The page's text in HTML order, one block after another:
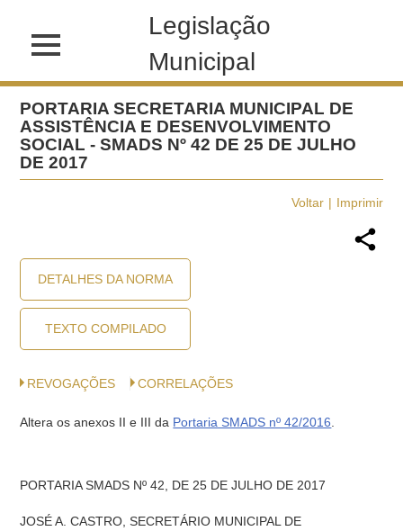
Legislação
Municipal
PORTARIA SECRETARIA MUNICIPAL DE
ASSISTÊNCIA E DESENVOLVIMENTO
SOCIAL - SMADS Nº 42 DE 25 DE JULHO
DE 2017
Voltar Imprimir
DETALHES DA NORMA
TEXTO COMPILADO
REVOGAÇÕES CORRELAÇÕES
Altera os anexos II e III da Portaria SMADS nº 42/2016
PORTARIA SMADS Nº 42, DE 25 DE JULHO DE 2017
JOSÉ A. CASTRO, SECRETÁRIO MUNICIPAL DE